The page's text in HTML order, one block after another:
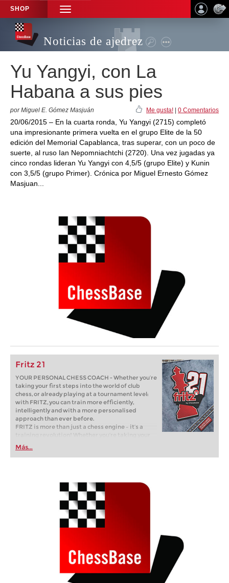
SHOP
TOGGLE
NAVIGATION
Noticias de ajedrez
Yu Yangyi, con La
Habana a sus pies
por Miguel E. Gómez Masjuán Me gusta! 0 Comentarios
20/06/2015 – En la cuarta ronda, Yu Yangyi (2715) completó
una impresionante primera vuelta en el grupo Elite de la 50
edición del Memorial Capablanca, tras superar, con un poco de
suerte, al ruso Ian Nepomniachtchi (2720). Una vez jugadas ya
cinco rondas lideran Yu Yangyi con 4,5/5 (grupo Elite) y Kunin
con 3,5/5 (grupo Primer). Crónica por Miguel Ernesto Gómez
Masjuan...
Fritz 21
YOUR PERSONAL CHESS COACH - Whether you’re
taking your first steps into the world of club
chess, or already playing at a tournament level:
with FRITZ, you can train more efficiently,
intelligently and with a more personalised
approach than ever before.
FRITZ is more than just a chess engine – it’s a
training revolution! Whether you’re taking your
first steps into the world of club chess, or already
playing at a tournament level: with FRITZ, you can
train more efficiently, intelligently and with a
Más...